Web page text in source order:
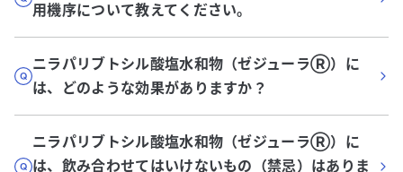
用機序について教えてください。
ニラパリブトシル酸塩水和物（ゼジューラⓇ）に
は、どのような効果がありますか？
ニラパリブトシル酸塩水和物（ゼジューラⓇ）に
は、飲み合わせてはいけないもの（禁忌）はありま